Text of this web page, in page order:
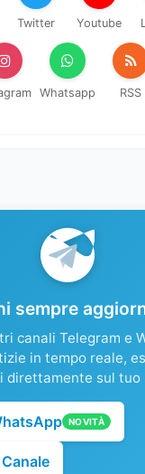
Twitter Youtube
Whatsapp RSS
sempre
canali Telegram e
in tempo reale,
direttamente sul tuo
NOVITÀ